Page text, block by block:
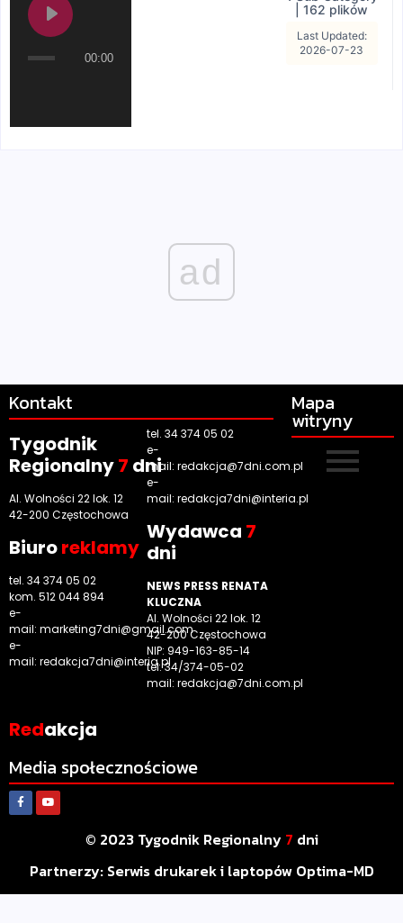
00:00
162 plików
Last Updated:
2026-07-23
ad
Kontakt
Tygodnik
Regionalny7 dni
Al. Wolności 22 lok. 12
42-200 Częstochowa
Biuroreklamy
tel. 34 374 05 02
kom. 512 044 894
e-
mail: marketing7dni@gmail.com
e-
mail: redakcja7dni@interia.pl
Redakcja
tel. 34 374 05 02
e-
mail: redakcja@7dni.com.pl
e-
mail: redakcja7dni@interia.pl
Wydawca 7
dni
NEWS PRESS RENATA
KLUCZNA
Al. Wolności 22 lok. 12
42-200 Częstochowa
NIP: 949-163-85-14
tel. 34/374-05-02
mail: redakcja@7dni.com.pl
Mapa
witryny
Media społecznościowe
© 2023 Tygodnik Regionalny 7 dni
Partnerzy: Serwis drukarek i laptopów Optima-MD